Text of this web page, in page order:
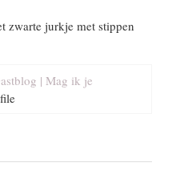
zwarte jurkje met stippen
| Mag ik je